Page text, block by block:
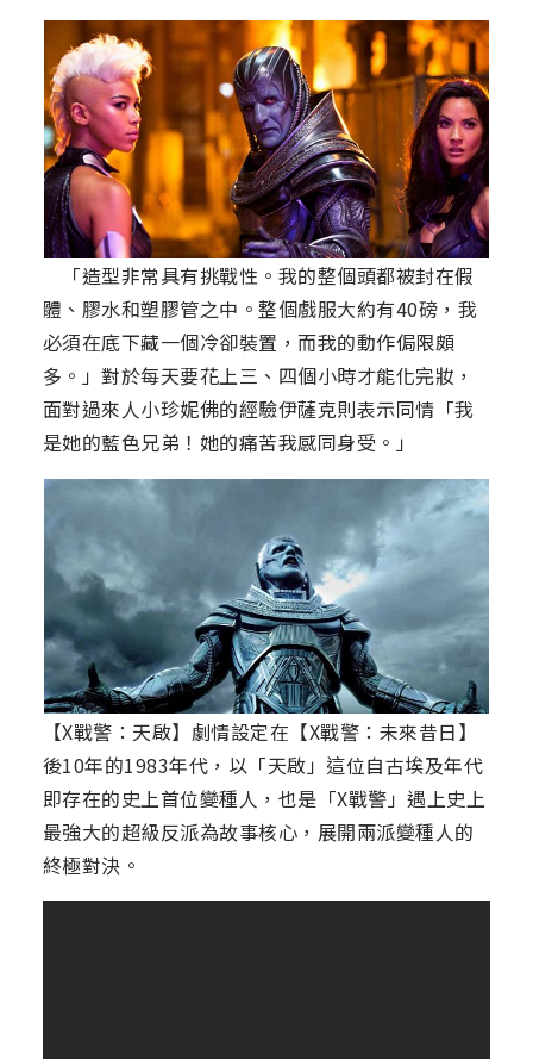
「造型非常具有挑戰性。我的整個頭都被封在假
體、膠水和塑膠管之中。整個戲服大約有40磅，我
必須在底下藏一個冷卻裝置，而我的動作侷限頗
多。」對於每天要花上三、四個小時才能化完妝，
面對過來人小珍妮佛的經驗伊薩克則表示同情「我
是她的藍色兄弟！她的痛苦我感同身受。」
【X戰警：天啟】劇情設定在【X戰警：未來昔日】
後10年的1983年代，以「天啟」這位自古埃及年代
即存在的史上首位變種人，也是「X戰警」遇上史上
最強大的超級反派為故事核心，展開兩派變種人的
終極對決。